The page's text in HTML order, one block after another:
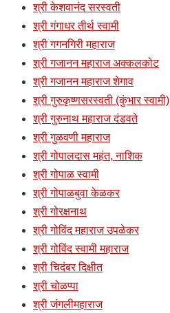
श्री केशवानंद सरस्वती
श्री गंगाधर तीर्थ स्वामी
श्री गगनगिरी महाराज
श्री गजानन महाराज अक्कलकोट
श्री गजानन महाराज शेगाव
श्री गुरुकृष्णसरस्वती (कुंभार स्वामी)
श्री गुरुनाथ महाराज दंडवते
श्री गुळवणी महाराज
श्री गोपालदास महंत, नाशिक
श्री गोपाळ स्वामी
श्री गोपाळबुवा केळकर
श्री गोरक्षनाथ
श्री गोविंद महाराज उपळेकर
श्री गोविंद स्वामी महाराज
श्री चिदंबर दिक्षीत
श्री चोळप्पा
श्री जंगलीमहाराज